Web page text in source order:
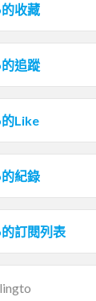
收藏
追蹤
Like
紀錄
訂閱列表